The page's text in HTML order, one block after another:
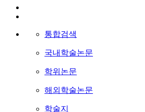
통합검색
국내학술논문
학위논문
해외학술논문
학술지